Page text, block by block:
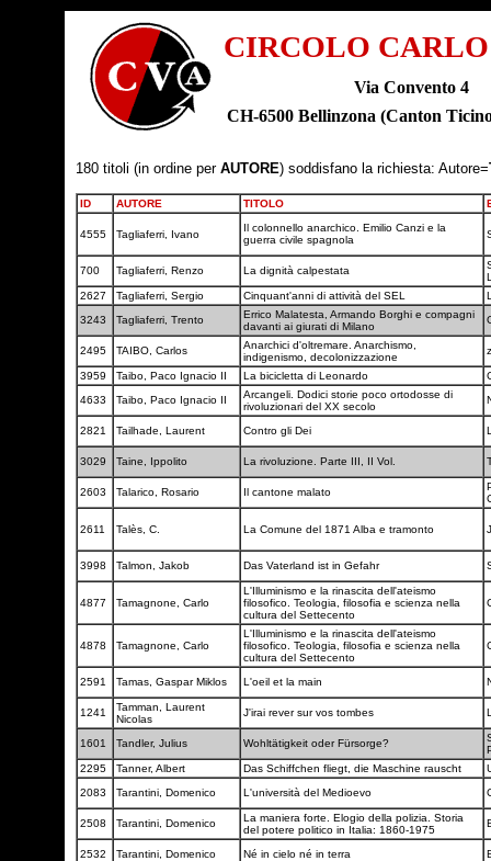
CIRCOLO
Via Convento 4
CH-6500 Bellinzona (Canton
180 titoli (in ordine per AUTORE) soddisfano la richiesta: Autore=
ID AUTORE TITOLO
4555 Tagliaferri, Ivano
Il colonnello anarchico. Emilio Canzi e la
guerra civile spagnola
700 Tagliaferri, Renzo La dignità calpestata
2627
Tagliaferri, Sergio Cinquant'anni di attività del SEL
3243
Tagliaferri, Trento
Errico Malatesta, Armando Borghi e compagni
davanti ai giurati di Milano
2495 TAIBO, Carlos
Anarchici d'oltremare. Anarchismo,
indigenismo, decolonizzazione
3959 Taibo, Paco Ignacio II La bicicletta di Leonardo
4633
Taibo, Paco Ignacio II
Arcangeli. Dodici storie poco ortodosse di
rivoluzionari del XX secolo
2821 Tailhade, Laurent Contro gli Dei
3029 Taine, Ippolito La rivoluzione. Parte III, II Vol.
2603 Talarico, Rosario Il cantone malato
2611 Talès, C. La Comune del 1871 Alba e tramonto
3998 Talmon, Jakob Das Vaterland ist in Gefahr
4877 Tamagnone, Carlo
L'Illuminismo e la rinascita dell'ateismo
filosofico. Teologia, filosofia e scienza nella
cultura del Settecento
4878 Tamagnone, Carlo
L'Illuminismo e la rinascita dell'ateismo
filosofico. Teologia, filosofia e scienza nella
cultura del Settecento
2591 Tamas, Gaspar Miklos L'oeil et la main
1241
Tamman, Laurent
Nicolas
J'irai rever sur vos tombes
1601 Tandler, Julius Wohltätigkeit oder Fürsorge?
2295
Tanner, Albert Das Schiffchen fliegt, die Maschine rauscht
2083
Tarantini, Domenico L'università del Medioevo
2508 Tarantini, Domenico
La maniera forte. Elogio della polizia. Storia
del potere politico in Italia: 1860-1975
2532 Tarantini, Domenico Né in cielo né in terra